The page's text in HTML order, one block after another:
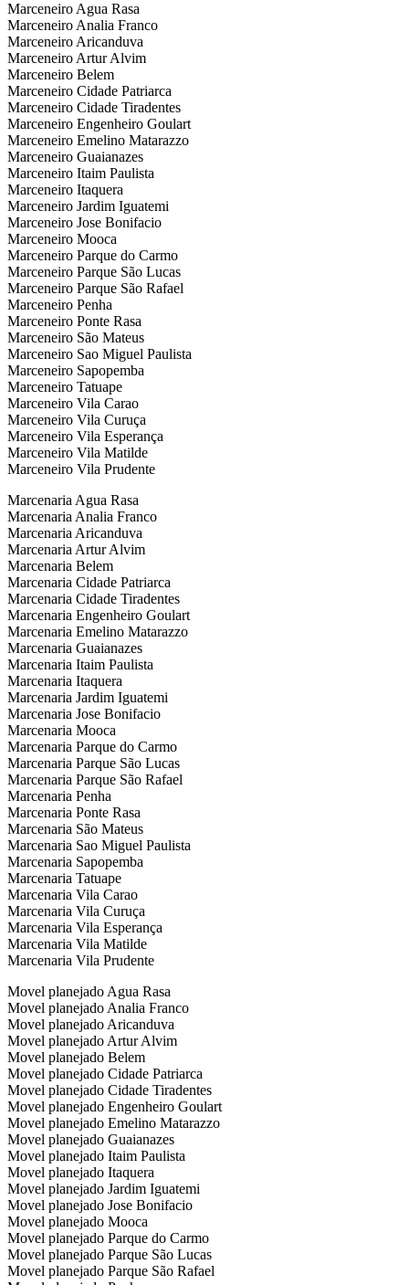
Marceneiro Agua Rasa
Marceneiro Analia Franco
Marceneiro Aricanduva
Marceneiro Artur Alvim
Marceneiro Belem
Marceneiro Cidade Patriarca
Marceneiro Cidade Tiradentes
Marceneiro Engenheiro Goulart
Marceneiro Emelino Matarazzo
Marceneiro Guaianazes
Marceneiro Itaim Paulista
Marceneiro Itaquera
Marceneiro Jardim Iguatemi
Marceneiro Jose Bonifacio
Marceneiro Mooca
Marceneiro Parque do Carmo
Marceneiro Parque São Lucas
Marceneiro Parque São Rafael
Marceneiro Penha
Marceneiro Ponte Rasa
Marceneiro São Mateus
Marceneiro Sao Miguel Paulista
Marceneiro Sapopemba
Marceneiro Tatuape
Marceneiro Vila Carao
Marceneiro Vila Curuça
Marceneiro Vila Esperança
Marceneiro Vila Matilde
Marceneiro Vila Prudente
Marcenaria Agua Rasa
Marcenaria Analia Franco
Marcenaria Aricanduva
Marcenaria Artur Alvim
Marcenaria Belem
Marcenaria Cidade Patriarca
Marcenaria Cidade Tiradentes
Marcenaria Engenheiro Goulart
Marcenaria Emelino Matarazzo
Marcenaria Guaianazes
Marcenaria Itaim Paulista
Marcenaria Itaquera
Marcenaria Jardim Iguatemi
Marcenaria Jose Bonifacio
Marcenaria Mooca
Marcenaria Parque do Carmo
Marcenaria Parque São Lucas
Marcenaria Parque São Rafael
Marcenaria Penha
Marcenaria Ponte Rasa
Marcenaria São Mateus
Marcenaria Sao Miguel Paulista
Marcenaria Sapopemba
Marcenaria Tatuape
Marcenaria Vila Carao
Marcenaria Vila Curuça
Marcenaria Vila Esperança
Marcenaria Vila Matilde
Marcenaria Vila Prudente
Movel planejado Agua Rasa
Movel planejado Analia Franco
Movel planejado Aricanduva
Movel planejado Artur Alvim
Movel planejado Belem
Movel planejado Cidade Patriarca
Movel planejado Cidade Tiradentes
Movel planejado Engenheiro Goulart
Movel planejado Emelino Matarazzo
Movel planejado Guaianazes
Movel planejado Itaim Paulista
Movel planejado Itaquera
Movel planejado Jardim Iguatemi
Movel planejado Jose Bonifacio
Movel planejado Mooca
Movel planejado Parque do Carmo
Movel planejado Parque São Lucas
Movel planejado Parque São Rafael